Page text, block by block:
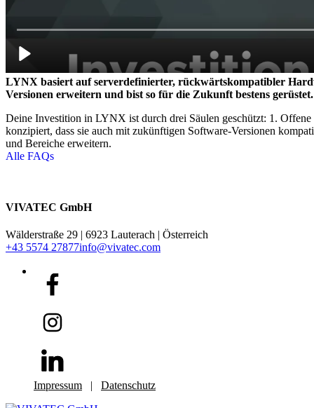
LYNX basiert auf serverdefinierter, rückwärtskompatibler
Versionen erweitern und bist so für die Zukunft bestens gerüstet.
Deine Investition in LYNX ist durch drei Säulen geschützt: 1.
konzipiert, dass sie auch mit zukünftigen Software-Versionen
und Bereiche erweitern.
Alle FAQs
VIVATEC GmbH
Wälderstraße 29 | 6923 Lauterach | Österreich
+43 5574 27877info@vivatec.com
Impressum Datenschutz